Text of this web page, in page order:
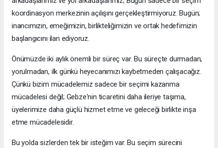
koordinasyon merkezinin açılışını gerçekleştirmiyoruz. Bugün;
inancımızın, emeğimizin, birlikteliğimizin ve ortak hedefimizin
başlangıcını ilan ediyoruz.
Önümüzde iki aylık önemli bir süreç var. Bu süreçte durmadan,
yorulmadan, ilk günkü heyecanımızı kaybetmeden çalışacağız.
Çünkü bizim mücadelemiz sadece bir seçimi kazanma
mücadelesi değil; Gebze'nin ticaretini daha ileriye taşıma,
üyelerimize daha güçlü hizmet etme ve geleceği birlikte inşa
etme mücadelesidir.
Bu yolda sizlerden tek bir isteğim var. Bu seçim sürecini